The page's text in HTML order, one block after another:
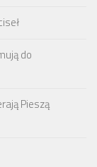
do
Pieszą